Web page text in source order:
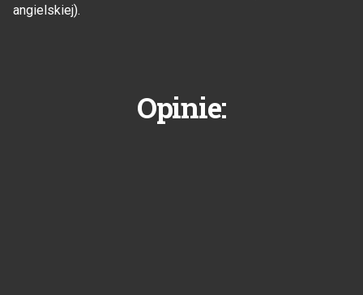
angielskiej).
Opinie: